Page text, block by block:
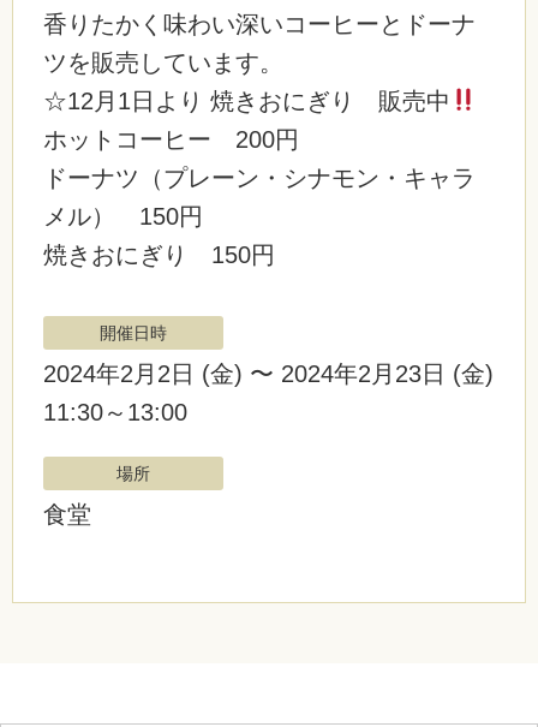
香りたかく味わい深いコーヒーとドーナ
ツを販売しています。
☆12月1日より 焼きおにぎり 販売中
ホットコーヒー 200円
ドーナツ（プレーン・シナモン・キャラ
メル） 150円
焼きおにぎり 150円
開催日時
2024年2月2日 (金) 〜 2024年2月23日 (金)
11:30～13:00
場所
食堂